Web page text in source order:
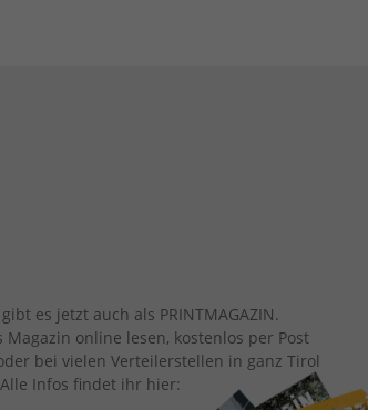
es jetzt auch als PRINTMAGAZIN.
Magazin online lesen, kostenlos per Post
bei vielen Verteilerstellen in ganz Tirol
Infos findet ihr hier: